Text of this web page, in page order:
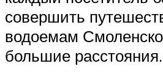
совершить
водоемам
большие расстояния.